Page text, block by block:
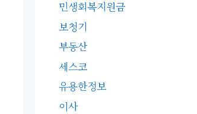
민생회복지원금
보청기
부동산
세스코
유용한정보
이사